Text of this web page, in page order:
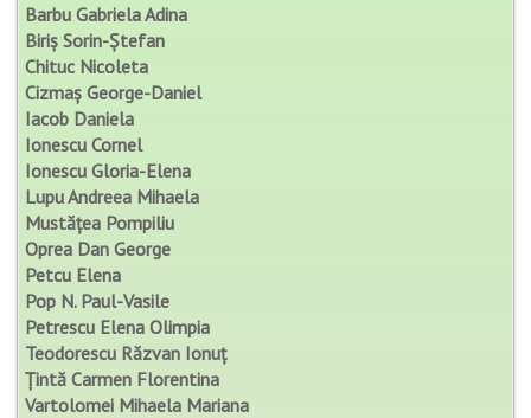
Barbu Gabriela Adina
Biriș Sorin-Ștefan
Chituc Nicoleta
Cizmaș George-Daniel
Iacob Daniela
Ionescu Cornel
Ionescu Gloria-Elena
Lupu Andreea Mihaela
Mustățea Pompiliu
Oprea Dan George
Petcu Elena
Pop N. Paul-Vasile
Petrescu Elena Olimpia
Teodorescu Răzvan Ionuț
Țintă Carmen Florentina
Vartolomei Mihaela Mariana